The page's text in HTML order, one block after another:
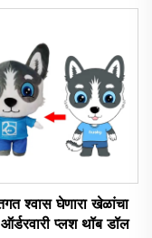
श्वास घेणारा खेळांचा
प्लश थॉब डॉल